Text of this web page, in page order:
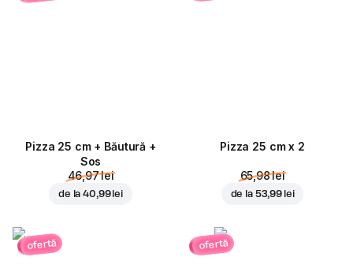
Pizza 25 cm + Băutură +
Sos
46,97 lei
de la40,99 lei
Pizza 25 cm x 2
65,98 lei
de la 53,99 lei
ofertă ofertă